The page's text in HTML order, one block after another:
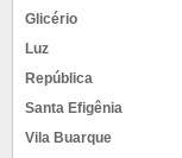
Glicério
Luz
República
Santa Efigênia
Vila Buarque